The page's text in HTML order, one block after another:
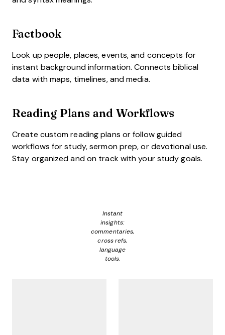
Factbook
Look up people, places, events, and concepts for
instant background information. Connects biblical
data with maps, timelines, and media.
Reading Plans and Workflows
Create custom reading plans or follow guided
workflows for study, sermon prep, or devotional use.
Stay organized and on track with your study goals.
Instant
insights:
commentaries,
cross refs,
language
tools.